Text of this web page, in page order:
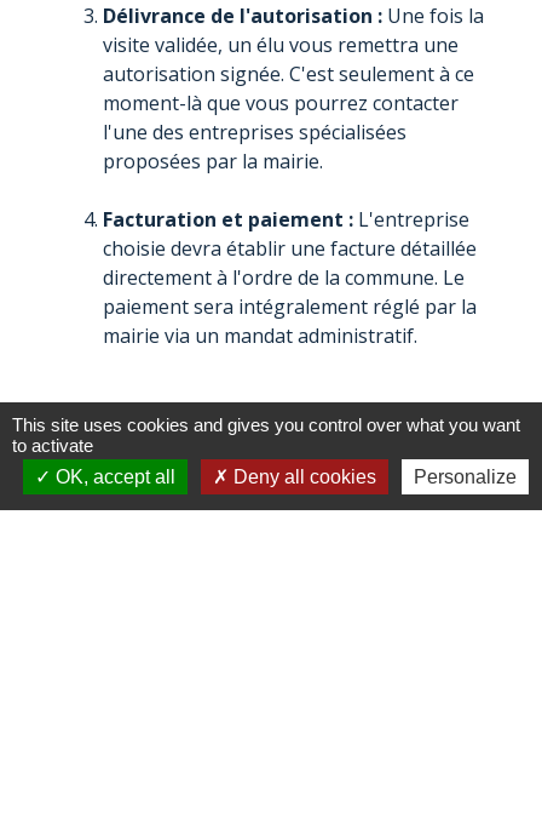
Délivrance de l'autorisation : Une fois la
visite validée, un élu vous remettra une
autorisation signée. C'est seulement à ce
moment-là que vous pourrez contacter
l'une des entreprises spécialisées
proposées par la mairie.
Facturation et paiement : L'entreprise
choisie devra établir une facture détaillée
directement à l'ordre de la commune. Le
paiement sera intégralement réglé par la
mairie via un mandat administratif.
This site uses cookies and gives you control over what you want
to activate
OK, accept all
Deny all cookies Personalize